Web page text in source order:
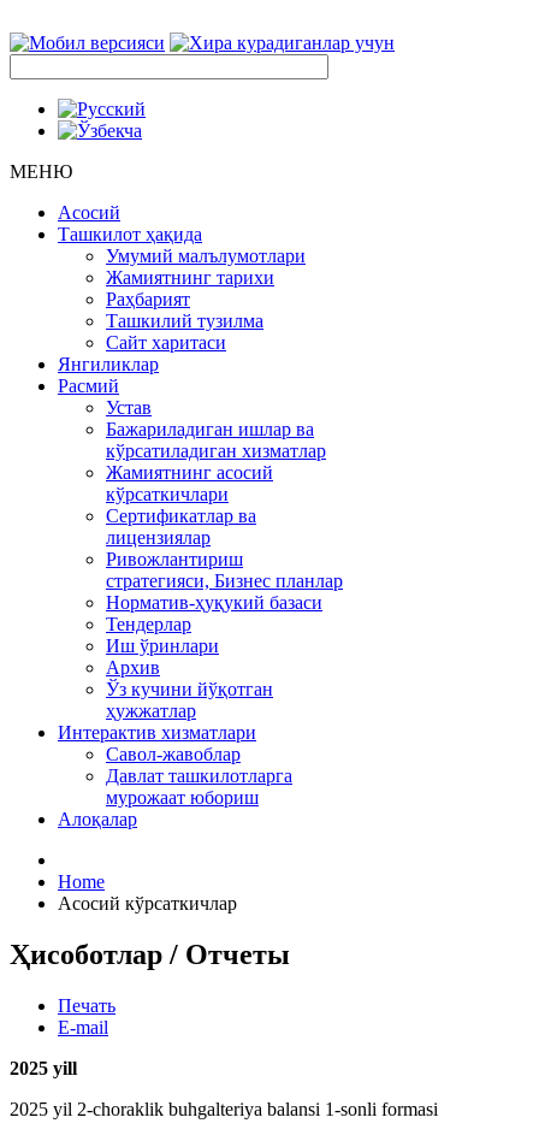
МЕНЮ
Асосий
Ташкилот ҳақида
Умумий малълумотлари
Жамиятнинг тарихи
Раҳбарият
Ташкилий тузилма
Сайт харитаси
Янгиликлар
Расмий
Устав
Бажариладиган ишлар ва
кўрсатиладиган хизматлар
Жамиятнинг асосий
кўрсаткичлари
Сертификатлар ва
лицензиялар
Ривожлантириш
стратегияси, Бизнес планлар
Норматив-ҳуқукий базаси
Тендерлар
Иш ўринлари
Архив
Ўз кучини йўқотган
ҳужжатлар
Интерактив хизматлари
Савол-жавоблар
Давлат ташкилотларга
мурожаат юбориш
Алоқалар
Home
Асосий кўрсаткичлар
Ҳисоботлар / Отчеты
Печать
E-mail
2025 yill
2025 yil 2-choraklik buhgalteriya balansi 1-sonli formasi